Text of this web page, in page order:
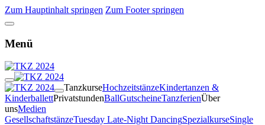
Zum Hauptinhalt springen Zum Footer springen
Menü
TanzkurseHochzeitstänzeKindertanzen &
KinderballettPrivatstundenBallGutscheineTanzferienÜber
unsMedien
GesellschaftstänzeTuesday Late-Night DancingSpezialkurseSingle